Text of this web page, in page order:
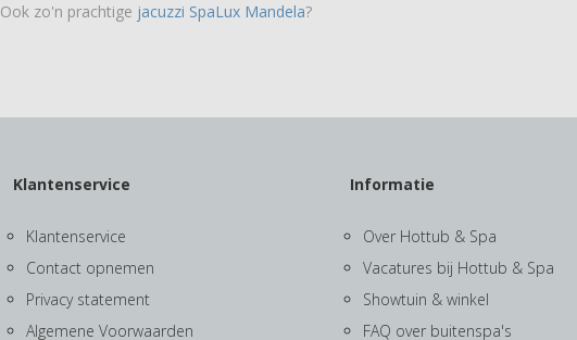
Ook zo'n prachtige jacuzzi SpaLux Mandela?
Klantenservice
Klantenservice
Contact opnemen
Privacy statement
Algemene Voorwaarden
Informatie
Over Hottub & Spa
Vacatures bij Hottub & Spa
Showtuin & winkel
FAQ over buitenspa's